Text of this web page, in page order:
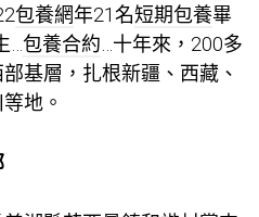
包養網年21名短期包養畢
包養合約 …十年來，200多
基層，扎根新疆、西藏、
地。